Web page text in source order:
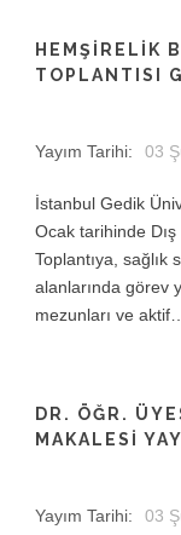
HEMŞIRELIK
TOPLANTISI
Yayım Tarihi: 03
İstanbul Gedik
Ocak tarihinde Dış
Toplantıya, sağlık
alanlarında görev
mezunları ve aktif…
DR. ÖĞR.
MAKALESI
Yayım Tarihi: 03